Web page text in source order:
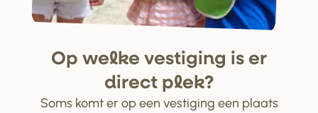
Op welke vestiging is er
direct plek?
Soms komt er op een vestiging een plaats